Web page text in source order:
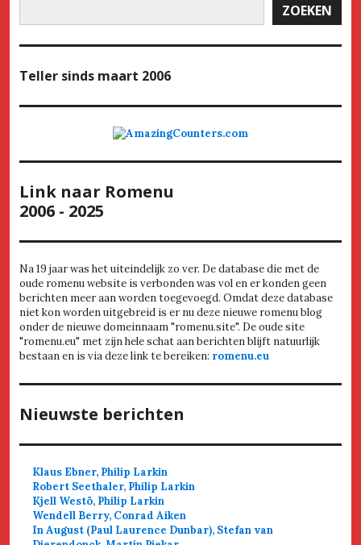
ZOEKEN
Teller sinds maart 2006
Link naar Romenu
2006 - 2025
Na 19 jaar was het uiteindelijk zo ver. De database die met de
oude romenu website is verbonden was vol en er konden geen
berichten meer aan worden toegevoegd. Omdat deze database
niet kon worden uitgebreid is er nu deze nieuwe romenu blog
onder de nieuwe domeinnaam "romenu.site". De oude site
"romenu.eu" met zijn hele schat aan berichten blijft natuurlijk
bestaan en is via deze link te bereiken: romenu.eu
Nieuwste berichten
Klaus Ebner, Philip Larkin
Robert Seethaler, Philip Larkin
Kjell Westö, Philip Larkin
Wendell Berry, Conrad Aiken
In August (Paul Laurence Dunbar), Stefan van